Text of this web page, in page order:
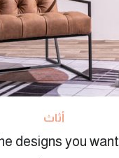
أثاث
designs you want